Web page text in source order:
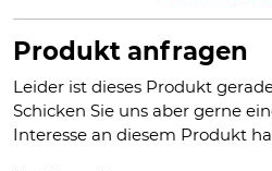
Produkt anfragen
Leider ist dieses Produkt
Schicken Sie uns aber gerne
Interesse an diesem Produkt